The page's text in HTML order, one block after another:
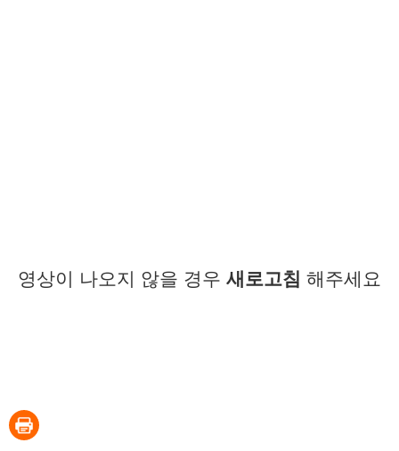
영상이 나오지 않을 경우 새로고침 해주세요